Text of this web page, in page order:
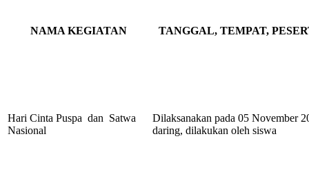
NAMA KEGIATAN TANGGAL, TEMPAT,
Hari Cinta Puspa dan Satwa
Nasional
Dilaksanakan pada 05 November
daring, dilakukan oleh siswa